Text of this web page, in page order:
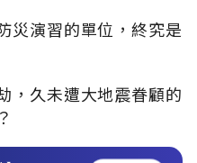
災演習的單位，終究是
，久未遭大地震眷顧的